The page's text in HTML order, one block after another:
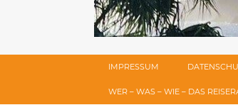
IMPRESSUM
WER – WAS – WIE – DAS